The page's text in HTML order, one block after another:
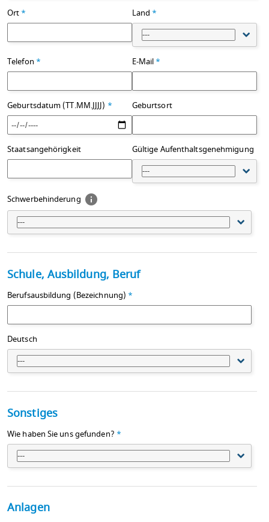
Ort * Land *
---
Telefon * E-Mail *
Geburtsdatum (TT.MM.JJJJ) * Geburtsort
Staatsangehörigkeit Gültige Aufenthaltsgenehmigung
---
Schwerbehinderung
---
Schule, Ausbildung, Beruf
Berufsausbildung (Bezeichnung) *
Deutsch
---
Sonstiges
Wie haben Sie uns gefunden? *
---
Anlagen